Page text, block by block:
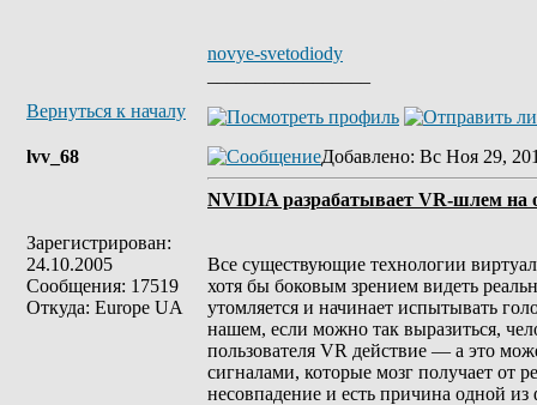
novye-svetodiody
Вернуться к началу
lvv_68
Зарегистрирован:
24.10.2005
Сообщения: 17519
Откуда: Europe UA
Добавлено: Вс Ноя 29,
NVIDIA разрабатывает VR-шлем на
Все существующие технологии
хотя бы боковым зрением видеть
утомляется и начинает испытывать
нашем, если можно так выразиться,
пользователя VR действие — а это
сигналами, которые мозг получает от
несовпадение и есть причина одной